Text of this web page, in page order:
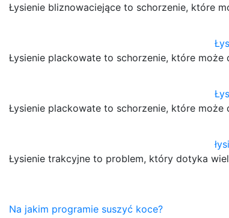
Łysienie bliznowaciejące to schorzenie, które
Łysienie plackowate to schorzenie, które może
Łysienie plackowate to schorzenie, które
Łysienie trakcyjne to problem, który dotyka
Nawigacja
Na jakim programie suszyć koce?